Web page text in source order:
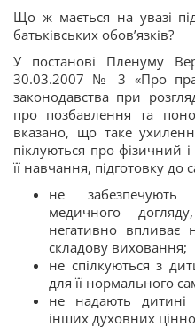
Що ж мається на увазі
батьківських обов’язків?
У постанові Пленуму
30.03.2007 № 3 «Про
законодавства при
про позбавлення та
вказано, що таке
піклуються про фізичний
її навчання, підготовку до
не забезпечують
медичного
негативно впливає
складову виховання;
не спілкуються з
для її нормального
не надають дитині
інших духовних